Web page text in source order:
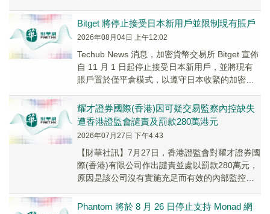
告終。
Bitget 將停止接受日本新用戶並限制現有賬戶
2026年08月04日 上午12:02
Techub News 消息，加密貨幣交易所 Bitget 宣佈
自 11 月 1 日起停止接受日本新用戶，並將現有
賬戶置於僅平倉模式，以遵守日本收緊的加密貨
耀才證券國際(香港)因可疑交易監察內控缺失
遭香港證監會譴責及罰款280萬港元
2026年07月27日 下午4:43
【財華社訊】7月27日，香港證監會對耀才證券國
際(香港)有限公司作出譴責並處以罰款280萬元，
原因是該公司沒有實施充足而有效的內部監控程
證...
Phantom 將於 8 月 26 日停止支持 Monad 網